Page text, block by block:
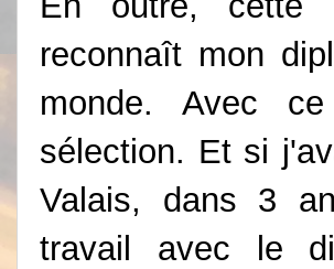
reconnaît mon
monde. Avec
sélection. Et si
Valais, dans 3
travail avec le